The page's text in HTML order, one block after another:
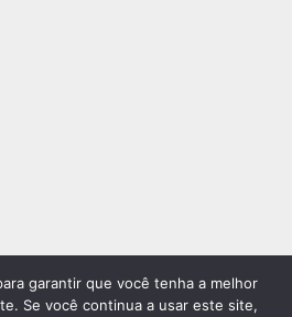
garantir que você tenha a melhor
Se você continua a usar este site,